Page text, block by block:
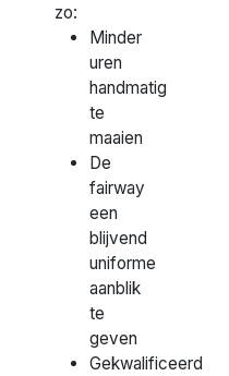
zo:
Minder
uren
handmatig
te
maaien
De
fairway
een
blijvend
uniforme
aanblik
te
geven
Gekwalificeerd